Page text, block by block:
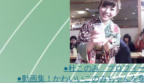
●杜このみ プロフィ
●動画集！かわいいこのみちゃんを